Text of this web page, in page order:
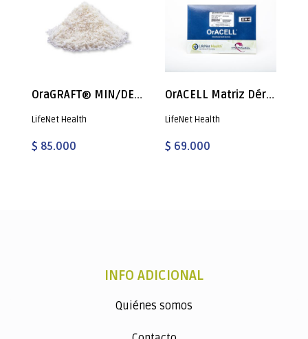
OraGRAFT® MIN/DEMIN CORTICAL 70/30
LifeNet Health
$ 85.000
OrACELL Matriz Dérmica Acelular 0.76 - 1.25MM
LifeNet Health
$ 69.000
INFO ADICIONAL
Quiénes somos